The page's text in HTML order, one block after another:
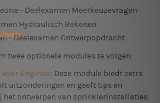
- Deelexamen Meerkeuzevragen
Hydraulisch Rekenen
- Deelexamen Ontwerpopdracht
twee optionele modules te volgen:
EngineerDeze module biedt extra
uitzonderingen en geeft tips en
het ontwerpen van sprinklerinstallaties.